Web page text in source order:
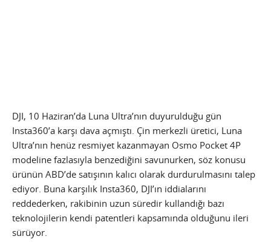
DJI, 10 Haziran’da Luna Ultra’nın duyurulduğu gün
Insta360’a karşı dava açmıştı. Çin merkezli üretici, Luna
Ultra’nın henüz resmiyet kazanmayan Osmo Pocket 4P
modeline fazlasıyla benzediğini savunurken, söz konusu
ürünün ABD’de satışının kalıcı olarak durdurulmasını talep
ediyor. Buna karşılık Insta360, DJI’ın iddialarını
reddederken, rakibinin uzun süredir kullandığı bazı
teknolojilerin kendi patentleri kapsamında olduğunu ileri
sürüyor.